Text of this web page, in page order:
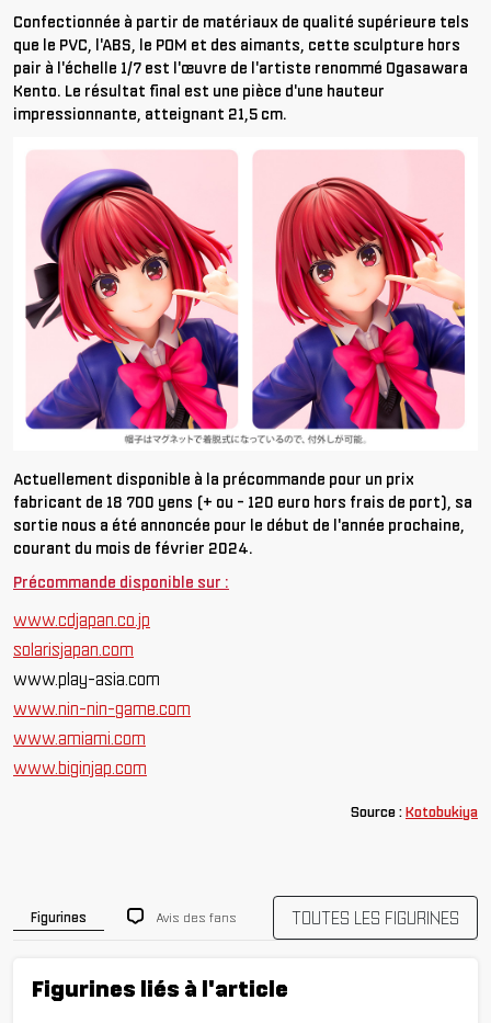
Confectionnée à partir de matériaux de qualité supérieure tels
que le PVC, l'ABS, le POM et des aimants, cette sculpture hors
pair à l'échelle 1/7 est l'œuvre de l'artiste renommé Ogasawara
Kento. Le résultat final est une pièce d'une hauteur
impressionnante, atteignant 21,5 cm.
Actuellement disponible à la précommande pour un prix
fabricant de 18 700 yens (+ ou - 120 euro hors frais de port), sa
sortie nous a été annoncée pour le début de l'année prochaine,
courant du mois de février 2024.
Précommande disponible sur :
www.cdjapan.co.jp
solarisjapan.com
www.play-asia.com
www.nin-nin-game.com
www.amiami.com
www.biginjap.com
Source :Kotobukiya
Figurines Avis des fans TOUTES LES FIGURINES
Figurines liés à l'article